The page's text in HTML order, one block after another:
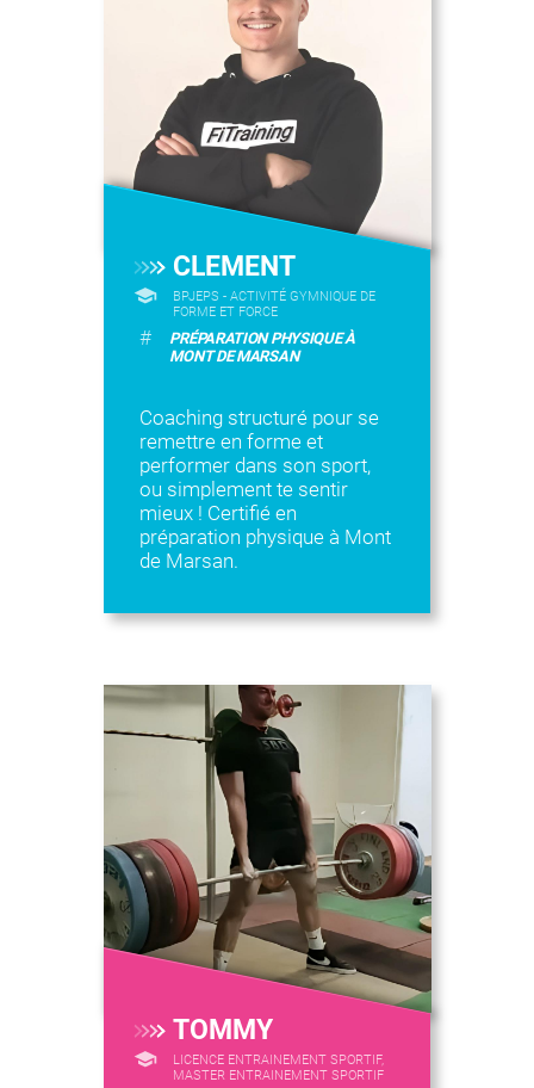
CLEMENT
BPJEPS - ACTIVITÉ GYMNIQUE DE
FORME ET FORCE
#
PRÉPARATION PHYSIQUE À
MONT DE MARSAN
Coaching structuré pour se
remettre en forme et
performer dans son sport,
ou simplement te sentir
mieux ! Certifié en
préparation physique à Mont
de Marsan.
TOMMY
LICENCE ENTRAINEMENT SPORTIF,
MASTER ENTRAINEMENT SPORTIF